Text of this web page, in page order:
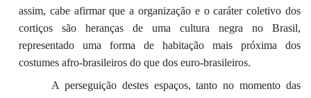
assim, cabe afirmar que a organização e o caráter coletivo dos
cortiços são heranças de uma cultura negra no Brasil,
representado uma forma de habitação mais próxima dos
costumes afro-brasileiros do que dos euro-brasileiros.
A perseguição destes espaços, tanto no momento das